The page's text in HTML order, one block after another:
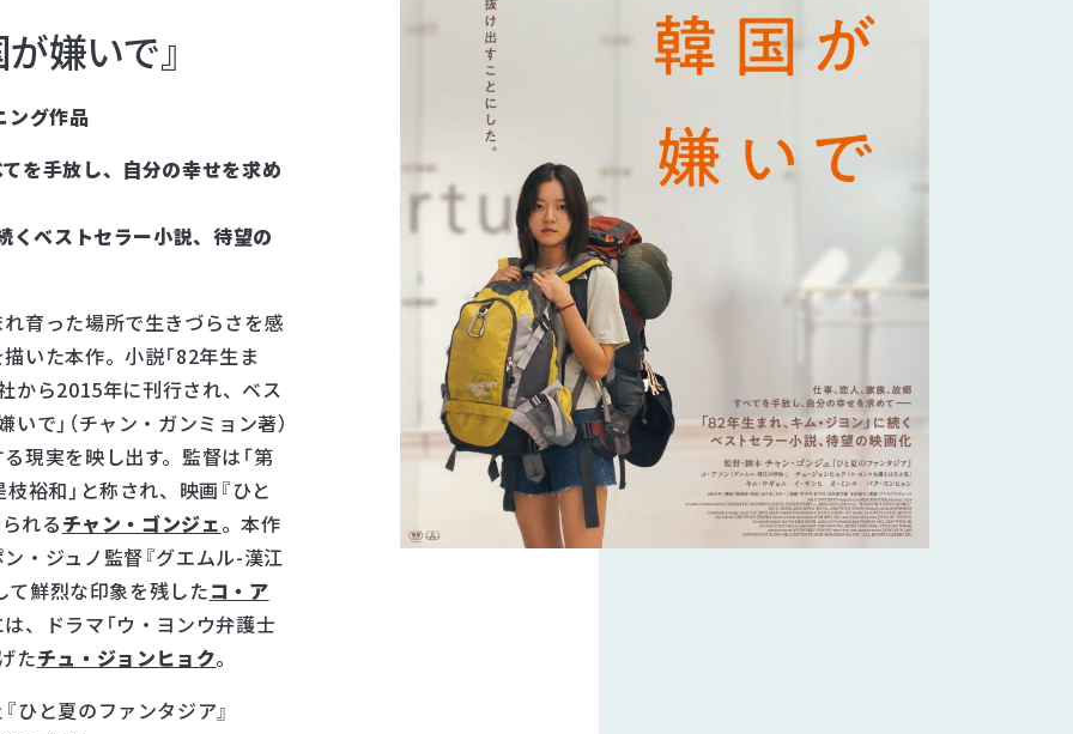
CONTACT
所属アーティストに関するお問い合わせ／出演依頼
OTHERS
Facebook
X(Twitter)
嫌いで』
ング作品
を手放し、自分の幸せを求め
くベストセラー小説、待望の
育った場所で生きづらさを感
いた本作。小説「82年生ま
から2015年に刊行され、ベス
で」（チャン・ガンミョン著）
現実を映し出す。監督は「第
裕和」と称され、映画『ひと
れるチャン・ゴンジェ。本作
・ジュノ監督『グエムル-漢江
て鮮烈な印象を残したコ・ア
、ドラマ「ウ・ヨンウ弁護士
たチュ・ジョンヒョク。
ひと夏のファンタジア』